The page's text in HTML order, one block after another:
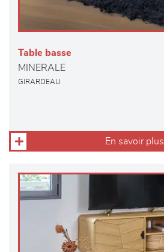
Table basse
MINERALE
GIRARDEAU
En savoir plus